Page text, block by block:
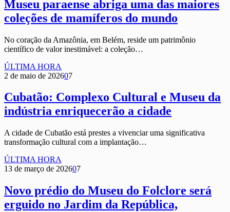
Museu paraense abriga uma das maiores
coleções de mamíferos do mundo
No coração da Amazônia, em Belém, reside um patrimônio
científico de valor inestimável: a coleção…
ÚLTIMA HORA
2 de maio de 202607
Cubatão: Complexo Cultural e Museu da
indústria enriquecerão a cidade
A cidade de Cubatão está prestes a vivenciar uma significativa
transformação cultural com a implantação…
ÚLTIMA HORA
13 de março de 202607
Novo prédio do Museu do Folclore será
erguido no Jardim da República,